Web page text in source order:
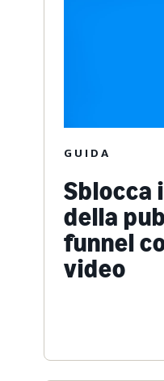
GUIDA
Sblocca
della
funnel
video